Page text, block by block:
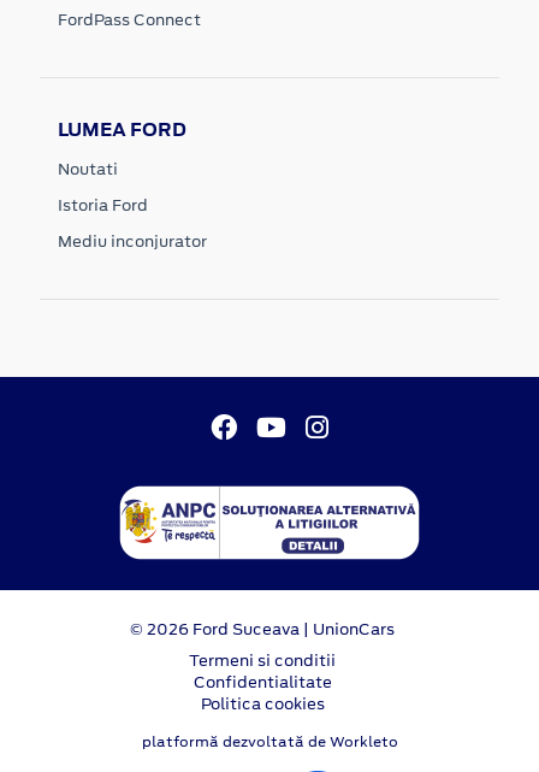
FordPass Connect
LUMEA FORD
Noutati
Istoria Ford
Mediu inconjurator
© 2026 Ford Suceava | UnionCars
Termeni si conditii
Confidentialitate
Politica cookies
platformă dezvoltată de Workleto